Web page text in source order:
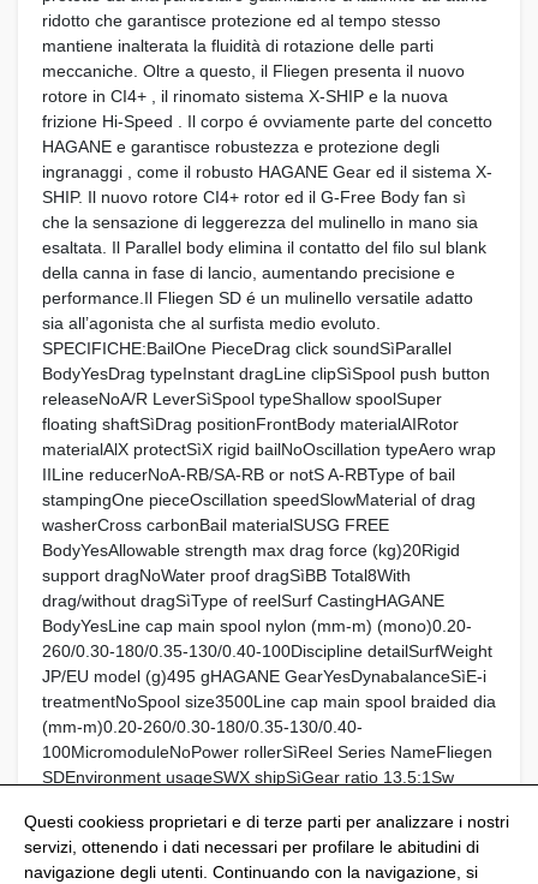
ridotto che garantisce protezione ed al tempo stesso
mantiene inalterata la fluidità di rotazione delle parti
meccaniche. Oltre a questo, il Fliegen presenta il nuovo
rotore in CI4+ , il rinomato sistema X-SHIP e la nuova
frizione Hi-Speed . Il corpo é ovviamente parte del concetto
HAGANE e garantisce robustezza e protezione degli
ingranaggi , come il robusto HAGANE Gear ed il sistema X-
SHIP. Il nuovo rotore CI4+ rotor ed il G-Free Body fan sì
che la sensazione di leggerezza del mulinello in mano sia
esaltata. Il Parallel body elimina il contatto del filo sul blank
della canna in fase di lancio, aumentando precisione e
performance.Il Fliegen SD é un mulinello versatile adatto
sia all’agonista che al surfista medio evoluto.
SPECIFICHE:BailOne PieceDrag click soundSìParallel
BodyYesDrag typeInstant dragLine clipSìSpool push button
releaseNoA/R LeverSìSpool typeShallow spoolSuper
floating shaftSìDrag positionFrontBody materialAIRotor
materialAlX protectSìX rigid bailNoOscillation typeAero wrap
IILine reducerNoA-RB/SA-RB or notS A-RBType of bail
stampingOne pieceOscillation speedSlowMaterial of drag
washerCross carbonBail materialSUSG FREE
BodyYesAllowable strength max drag force (kg)20Rigid
support dragNoWater proof dragSìBB Total8With
drag/without dragSìType of reelSurf CastingHAGANE
BodyYesLine cap main spool nylon (mm-m) (mono)0.20-
260/0.30-180/0.35-130/0.40-100Discipline detailSurfWeight
JP/EU model (g)495 gHAGANE GearYesDynabalanceSìE-i
treatmentNoSpool size3500Line cap main spool braided dia
(mm-m)0.20-260/0.30-180/0.35-130/0.40-
100MicromoduleNoPower rollerSìReel Series NameFliegen
SDEnvironment usageSWX shipSìGear ratio 13.5:1Sw
Questi cookiess proprietari e di terze parti per analizzare i nostri
servizi, ottenendo i dati necessari per profilare le abitudini di
navigazione degli utenti. Continuando con la navigazione, si